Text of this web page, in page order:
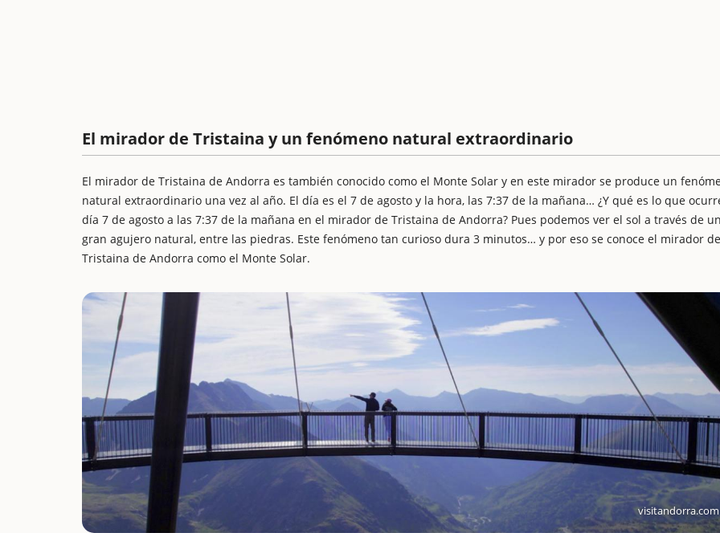
El mirador de Tristaina y un fenómeno natural extraordinario
El mirador de Tristaina de Andorra es también conocido como el Monte Solar y en este mirador se produce un
natural extraordinario una vez al año. El día es el 7 de agosto y la hora, las 7:37 de la mañana… ¿Y qué es lo que
día 7 de agosto a las 7:37 de la mañana en el mirador de Tristaina de Andorra? Pues podemos ver el sol a través de
gran agujero natural, entre las piedras. Este fenómeno tan curioso dura 3 minutos… y por eso se conoce el mirador de
Tristaina de Andorra como el Monte Solar.
visitandorra.com